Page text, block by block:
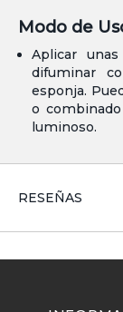
Modo de
Aplicar
difuminar
esponja.
o
luminoso.
RESEÑAS